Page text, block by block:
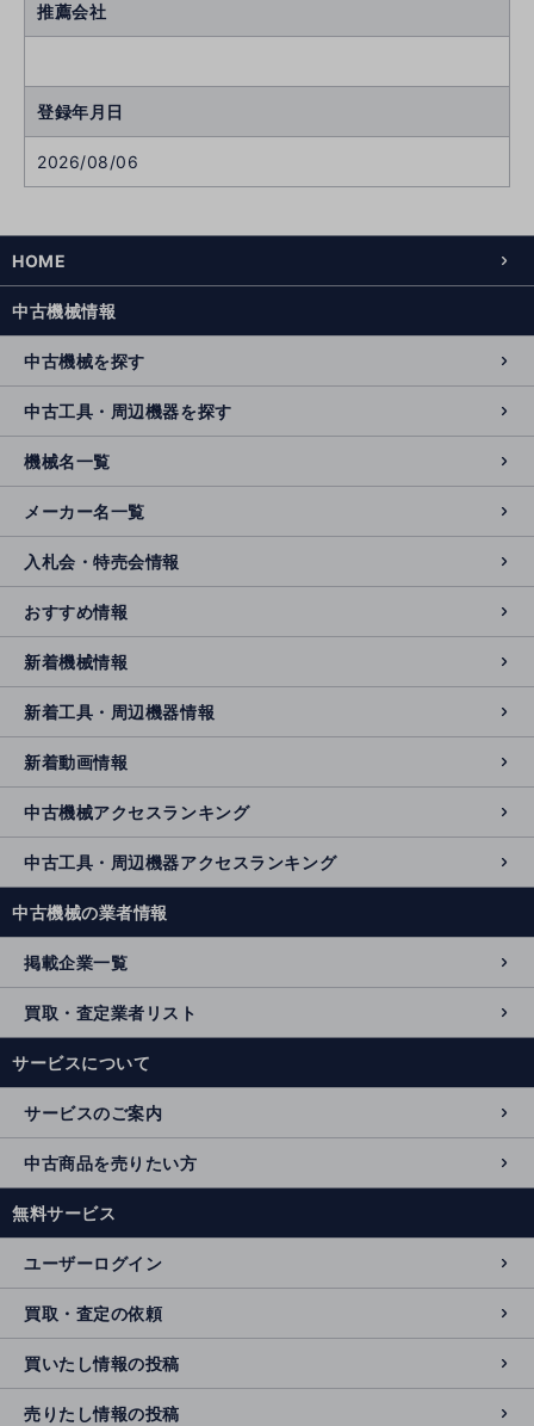
推薦会社
登録年月日
2026/08/06
HOME
中古機械情報
中古機械を探す
中古工具・周辺機器を探す
機械名一覧
メーカー名一覧
入札会・特売会情報
おすすめ情報
新着機械情報
新着工具・周辺機器情報
新着動画情報
中古機械アクセスランキング
中古工具・周辺機器アクセスランキング
中古機械の業者情報
掲載企業一覧
買取・査定業者リスト
サービスについて
サービスのご案内
中古商品を売りたい方
無料サービス
ユーザーログイン
買取・査定の依頼
買いたし情報の投稿
売りたし情報の投稿